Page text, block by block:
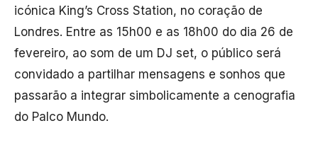
icónica King’s Cross Station, no coração de
Londres. Entre as 15h00 e as 18h00 do dia 26 de
fevereiro, ao som de um DJ set, o público será
convidado a partilhar mensagens e sonhos que
passarão a integrar simbolicamente a cenografia
do Palco Mundo.